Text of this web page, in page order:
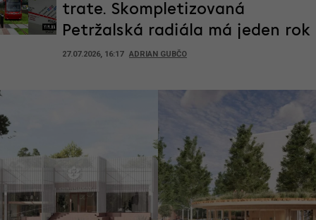
trate. Skompletizovaná
Petržalská radiála má jeden rok
27.07.2026, 16:17 ADRIAN GUBČO